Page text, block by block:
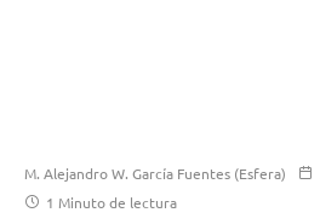
M. Alejandro W. García Fuentes (Esfera)
1 Minuto de lectura